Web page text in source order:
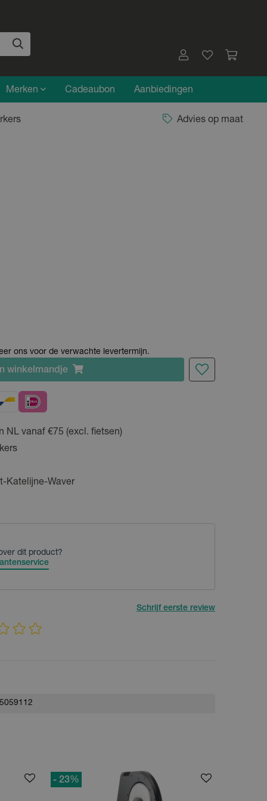
Merken Cadeaubon Aanbiedingen
Advies op maat
ons voor de verwachte levertermijn.
winkelmandje
NL vanaf €75 (excl. fietsen)
Katelijne-Waver
dit product?
Schrijf eerste review
- 23%